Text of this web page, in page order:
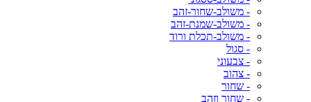
- משולב-שחור-זהב
- משולב-שמנת-זהב
- משולב-תכלת ורוד
- סגול
- צבעוני
- צהוב
- שחור
- שחור וזהב